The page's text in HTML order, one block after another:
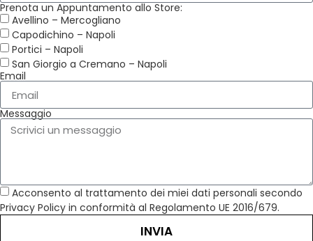
Prenota un Appuntamento allo Store:
Avellino – Mercogliano
Capodichino – Napoli
Portici – Napoli
San Giorgio a Cremano – Napoli
Email
Messaggio
Acconsento al trattamento dei miei dati personali secondo
Privacy Policy in conformità al Regolamento UE 2016/679.
INVIA